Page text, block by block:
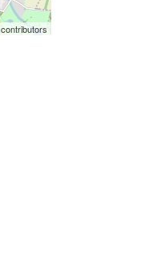
contributors